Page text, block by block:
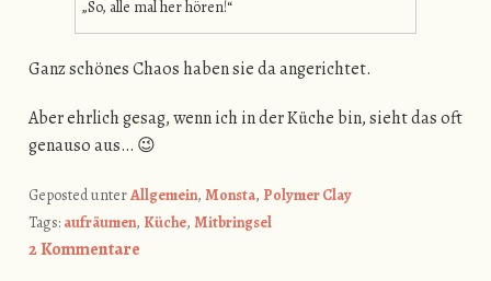
„So, alle mal her hören!“
Ganz schönes Chaos haben sie da angerichtet.
Aber ehrlich gesag, wenn ich in der Küche bin, sieht das oft
genauso aus… 😉
Geposted unterAllgemein, Monsta, Polymer Clay
Tags: aufräumen, Küche, Mitbringsel
2 Kommentare